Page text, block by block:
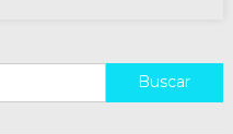
Buscar: